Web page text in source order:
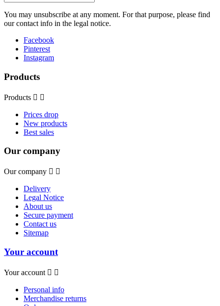
You may unsubscribe at any moment. For that purpose, please find
our contact info in the legal notice.
Facebook
Pinterest
Instagram
Products
Products  
Prices drop
New products
Best sales
Our company
Our company  
Delivery
Legal Notice
About us
Secure payment
Contact us
Sitemap
Your account
Your account  
Personal info
Merchandise returns